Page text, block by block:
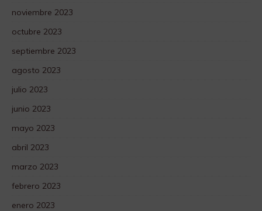
noviembre 2023
octubre 2023
septiembre 2023
agosto 2023
julio 2023
junio 2023
mayo 2023
abril 2023
marzo 2023
febrero 2023
enero 2023